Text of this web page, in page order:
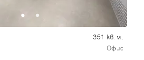
351 кв.м.
Офис